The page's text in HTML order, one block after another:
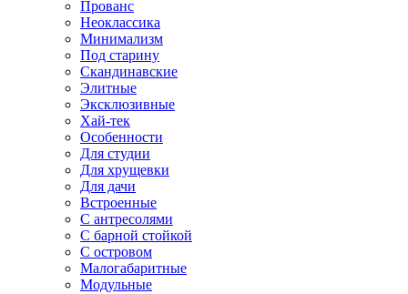
Прованс
Неоклассика
Минимализм
Под старину
Скандинавские
Элитные
Эксклюзивные
Хай-тек
Особенности
Для студии
Для хрущевки
Для дачи
Встроенные
С антресолями
С барной стойкой
С островом
Малогабаритные
Модульные